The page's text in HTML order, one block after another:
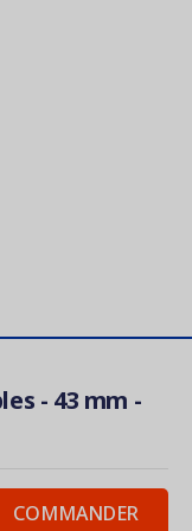
- 43 mm -
COMMANDER